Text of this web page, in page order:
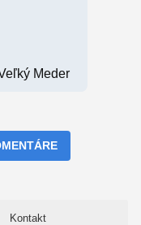
Meder
Kontakt